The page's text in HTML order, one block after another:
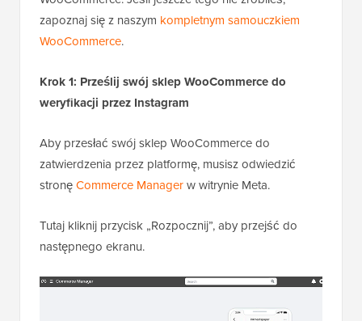
zapoznaj się z naszym kompletnym samouczkiem
WooCommerce.
Krok 1: Prześlij swój sklep WooCommerce do
weryfikacji przez Instagram
Aby przesłać swój sklep WooCommerce do
zatwierdzenia przez platformę, musisz odwiedzić
stronęCommerce Managerw witrynie Meta.
Tutaj kliknij przycisk „Rozpocznij”, aby przejść do
następnego ekranu.